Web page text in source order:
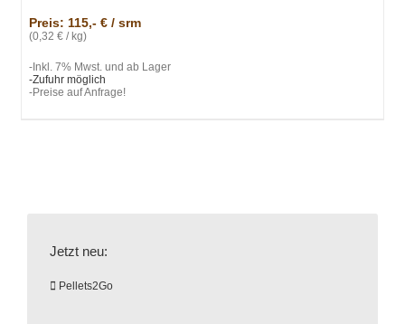
Preis: 115,- € / srm
(0,32 € / kg)
-Inkl. 7% Mwst. und ab Lager
-Zufuhr möglich
-Preise auf Anfrage!
Jetzt neu:
Pellets2Go